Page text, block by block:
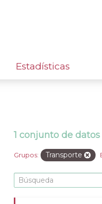
Estadísticas
1 conjunto de
Grupos: Transporte